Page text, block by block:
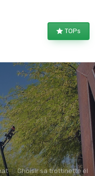
TOPs
Choisir sa trottinette